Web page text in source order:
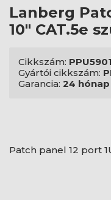
Lanberg
10" CAT.5e
Cikkszám:
Gyártói cikkszám:
Garancia: 24 hónap
Patch panel 12 port